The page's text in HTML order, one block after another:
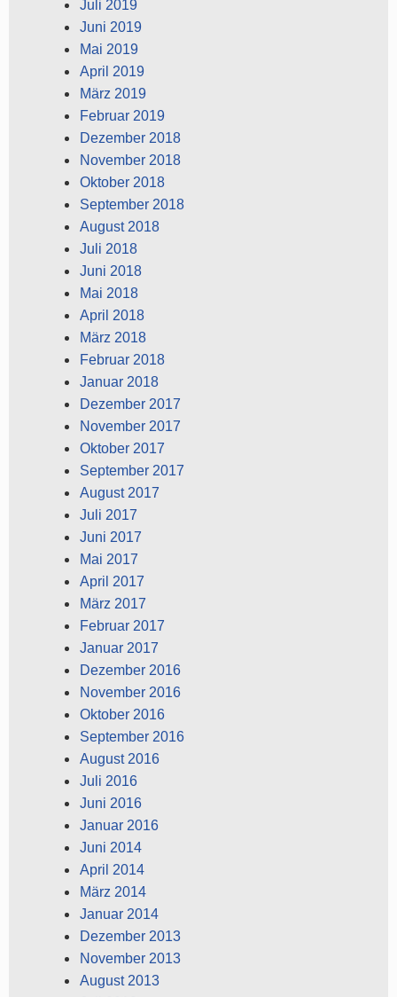
Juli 2019
Juni 2019
Mai 2019
April 2019
März 2019
Februar 2019
Dezember 2018
November 2018
Oktober 2018
September 2018
August 2018
Juli 2018
Juni 2018
Mai 2018
April 2018
März 2018
Februar 2018
Januar 2018
Dezember 2017
November 2017
Oktober 2017
September 2017
August 2017
Juli 2017
Juni 2017
Mai 2017
April 2017
März 2017
Februar 2017
Januar 2017
Dezember 2016
November 2016
Oktober 2016
September 2016
August 2016
Juli 2016
Juni 2016
Januar 2016
Juni 2014
April 2014
März 2014
Januar 2014
Dezember 2013
November 2013
August 2013